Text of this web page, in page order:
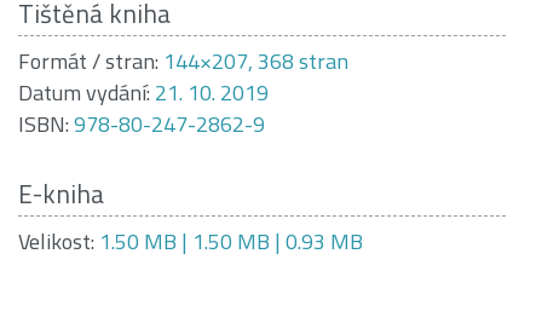
Tištěná kniha
Formát / stran: 144×207, 368 stran
Datum vydání: 21. 10. 2019
ISBN:978-80-247-2862-9
E-kniha
Velikost: 1.50 MB | 1.50 MB | 0.93 MB